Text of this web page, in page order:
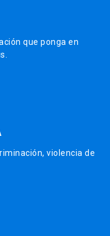
que ponga en
violencia de